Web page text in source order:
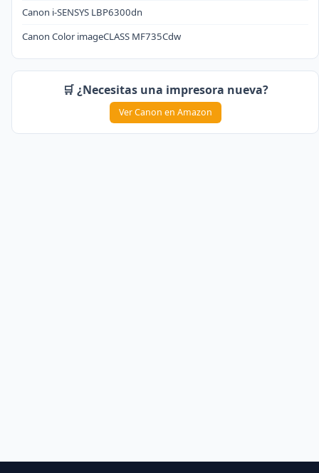
Canon i-SENSYS LBP6300dn
Canon Color imageCLASS MF735Cdw
🛒 ¿Necesitas una impresora nueva?
Ver Canon en Amazon